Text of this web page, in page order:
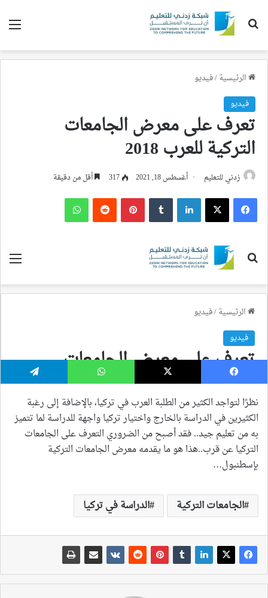
بحث عن
الرئيسية/فيديو
فيديو
تعرف على معرض الجامعات
التركية للعرب 2018
زدني للتعليم أغسطس 18, 2021 317 أقل من دقيقة
فيسبوك ‫X لينكدإن بينتيريست واتساب
نظرًا لتواجد الكثير من الطلبة العرب في تركيا، بالإضافة إلى رغبة
الكثيرين في الدراسة بالخارج واختيار تركيا واجهة للدراسة لما تتميز
به من تعليم جيد.. فقد أصبح من الضروري التعرف على الجامعات
التركيا عن قرب..هذا هو ما يقدمه معرض الجامعات التركية
بإسطنبول…
الجامعات التركية الدراسة في تركيا